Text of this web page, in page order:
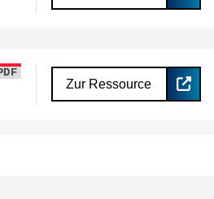
Zur Ressource